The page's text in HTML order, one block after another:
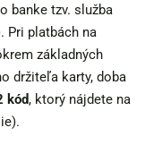
banke tzv. služba
Pri platbách na
základných
držiteľa karty, doba
kód, ktorý nájdete na